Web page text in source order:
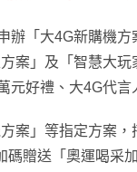
辦「大4G新購機
案」及「智慧大
元好禮、大4G代言
案」等指定方案
碼贈送「奧運喝采